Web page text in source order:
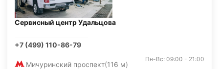
Сервисный центр Удальцова
+7 (499) 110-86-79
Мичуринский проспект(116 м)
Пн-Вс: 09:00 - 21:00